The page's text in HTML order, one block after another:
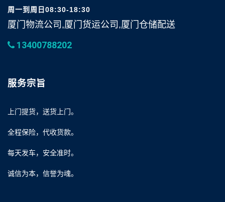
周一到周日08:30-18:30
厦门物流公司,厦门货运公司,厦门仓储配送
13400788202
服务宗旨
上门提货，送货上门。
全程保险，代收货款。
每天发车，安全准时。
诚信为本，信誉为魂。